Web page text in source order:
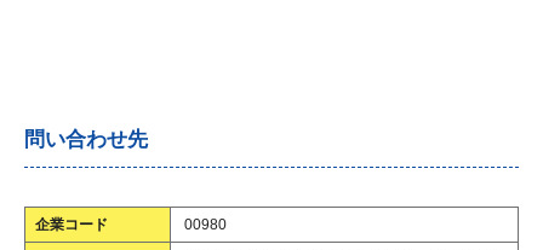
問い合わせ先
企業コード 00980